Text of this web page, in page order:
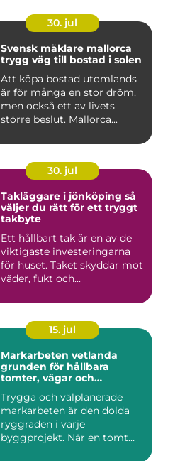
30. jul
Svensk mäklare mallorca
trygg väg till bostad i solen
Att köpa bostad utomlands
är för många en stor dröm,
men också ett av livets
större beslut. Mallorca...
30. jul
Takläggare i jönköping så
väljer du rätt för ett tryggt
takbyte
Ett hållbart tak är en av de
viktigaste investeringarna
för huset. Taket skyddar mot
väder, fukt och...
15. jul
Markarbeten vetlanda
grunden för hållbara
tomter, vägar och
Trygga och välplanerade
markarbeten är den dolda
ryggraden i varje
byggprojekt. När en tomt